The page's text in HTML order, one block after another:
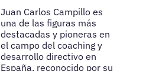
Juan Carlos Campillo es
una de las figuras más
destacadas y pioneras en
el campo del coaching y
desarrollo directivo en
España, reconocido por su